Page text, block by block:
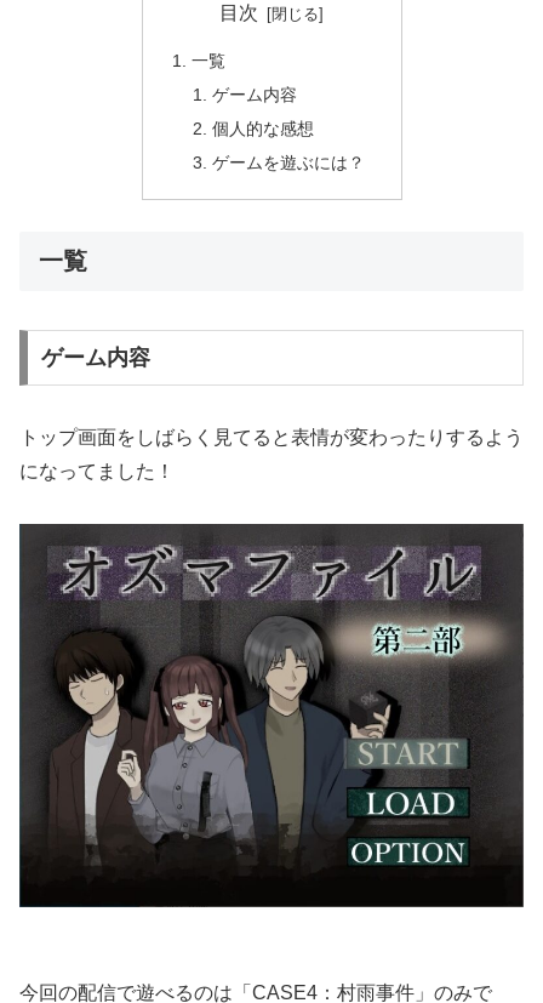
目次
一覧
ゲーム内容
個人的な感想
ゲームを遊ぶには？
一覧
ゲーム内容
トップ画面をしばらく見てると表情が変わったりするよう
になってました！
今回の配信で遊べるのは「CASE4：村雨事件」のみで